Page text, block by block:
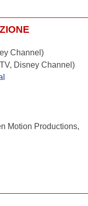
Channel)
Disney Channel)
Motion Productions,